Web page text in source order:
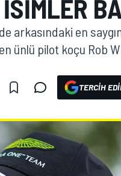
arkasındaki en
ünlü pilot koçu Rob
TERCIH